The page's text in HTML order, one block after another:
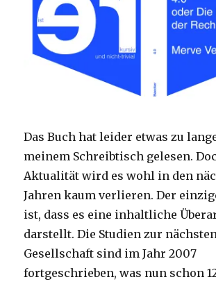
Das Buch hat leider etwas zu
meinem Schreibtisch gelesen.
Aktualität wird es wohl in den
Jahren kaum verlieren. Der
ist, dass es eine inhaltliche
darstellt. Die Studien zur nächsten
Gesellschaft sind im Jahr 2007
fortgeschrieben, was nun schon